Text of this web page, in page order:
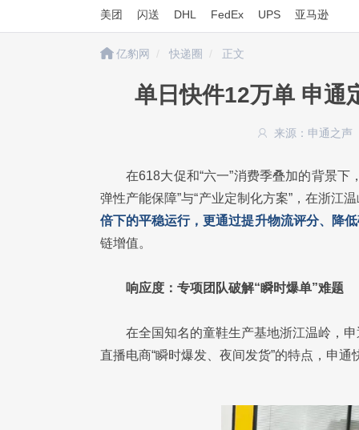
美团 闪送 DHL FedEx UPS 亚马逊
亿豹网 快递圈 正文
单日快件12万单 申通
来源：申通之声
在618大促和“六一”消费季叠加的背景
弹性产能保障”与“产业定制化方案”，在浙江
倍下的平稳运行，更通过提升物流评分、降
链增值。
响应度：专项团队破解“瞬时爆单”难题
在全国知名的童鞋生产基地浙江温岭，
直播电商“瞬时爆发、夜间发货”的特点，申